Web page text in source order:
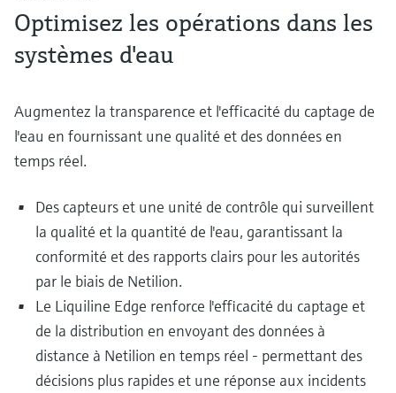
Optimisez les opérations dans les
systèmes d'eau
Augmentez la transparence et l'efficacité du captage de
l'eau en fournissant une qualité et des données en
temps réel.
Des capteurs et une unité de contrôle qui surveillent
la qualité et la quantité de l'eau, garantissant la
conformité et des rapports clairs pour les autorités
par le biais de Netilion.
Le Liquiline Edge renforce l'efficacité du captage et
de la distribution en envoyant des données à
distance à Netilion en temps réel - permettant des
décisions plus rapides et une réponse aux incidents